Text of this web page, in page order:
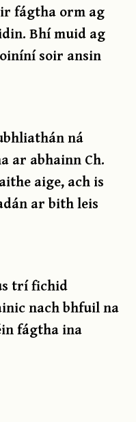
fágtha orm ag
Bhí muid ag
soir ansin
ná
ar abhainn Ch.
aige, ach is
ar bith leis
trí fichid
nach bhfuil na
fágtha ina